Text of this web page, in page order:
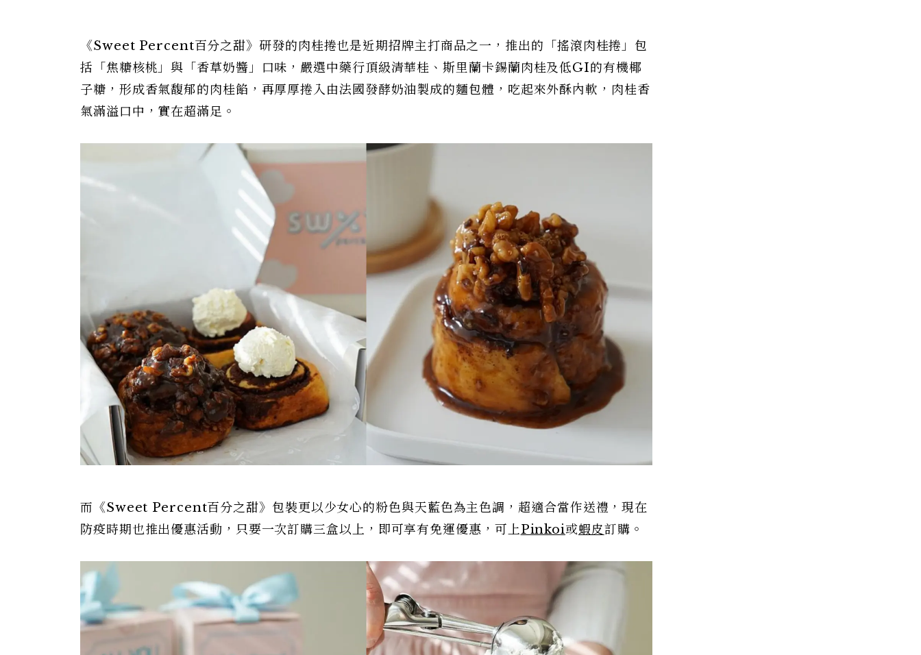
《Sweet Percent百分之甜》研發的肉桂捲也是近期招牌主打商品之一，推出的「搖滾肉桂捲」包
括「焦糖核桃」與「香草奶醬」口味，嚴選中藥行頂級清華桂、斯里蘭卡錫蘭肉桂及低GI的有機椰
子糖，形成香氣馥郁的肉桂餡，再厚厚捲入由法國發酵奶油製成的麵包體，吃起來外酥內軟，肉桂香
氣滿溢口中，實在超滿足。
而《Sweet Percent百分之甜》包裝更以少女心的粉色與天藍色為主色調，超適合當作送禮，現在
防疫時期也推出優惠活動，只要一次訂購三盒以上，即可享有免運優惠，可上Pinkoi或蝦皮訂購。